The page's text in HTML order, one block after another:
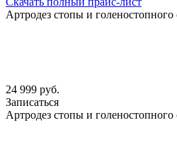
Артродез стопы и голеностопного
24 999 руб.
Записаться
Артродез стопы и голеностопного